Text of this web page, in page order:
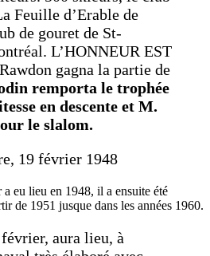
Feuille d’Erable de
de gouret de St-
L’HONNEUR EST
gagna la partie de
remporta le trophée
en descente et M.
le slalom.
19 février 1948
eu lieu en 1948, il a ensuite été
de 1951 jusque dans les années 1960.
aura lieu, à